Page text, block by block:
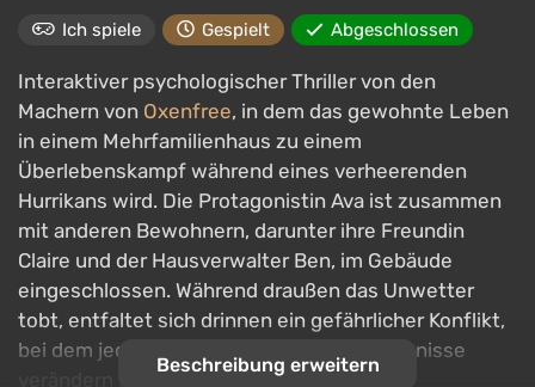
Ich spiele Gespielt Abgeschlossen
Interaktiver psychologischer Thriller von den
Machern von Oxenfree, in dem das gewohnte Leben
in einem Mehrfamilienhaus zu einem
Überlebenskampf während eines verheerenden
Hurrikans wird. Die Protagonistin Ava ist zusammen
mit anderen Bewohnern, darunter ihre Freundin
Claire und der Hausverwalter Ben, im Gebäude
eingeschlossen. Während draußen das Unwetter
tobt, entfaltet sich drinnen ein gefährlicher Konflikt,
bei dem jeder Schritt den Verlauf der Ereignisse
Beschreibung erweitern